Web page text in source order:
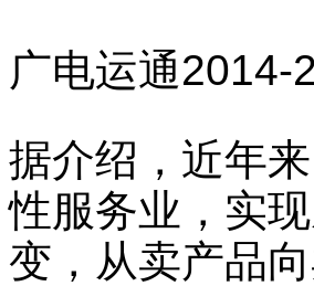
广电运通2014-
据介绍，近年
性服务业，实
变，从卖产品